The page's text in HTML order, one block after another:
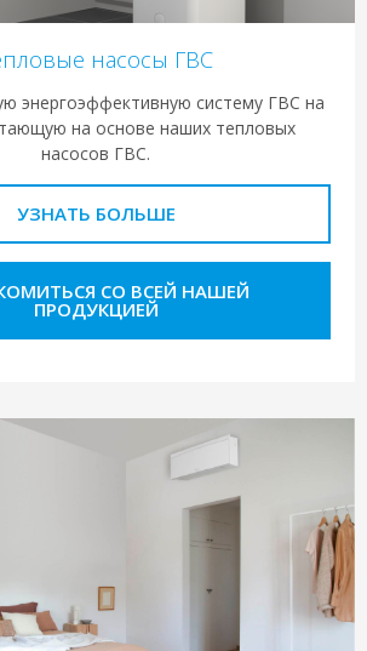
насосы ГВС
энергоэффективную систему ГВС на
на основе наших тепловых
насосов ГВС.
УЗНАТЬ БОЛЬШЕ
СО ВСЕЙ НАШЕЙ
ПРОДУКЦИЕЙ